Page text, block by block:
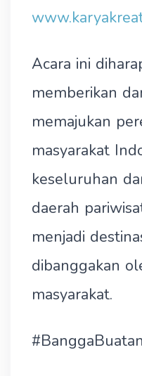
Acara ini
memberikan
memajukan
masyarakat
keseluruhan
daerah
menjadi
dibanggakan
masyarakat.